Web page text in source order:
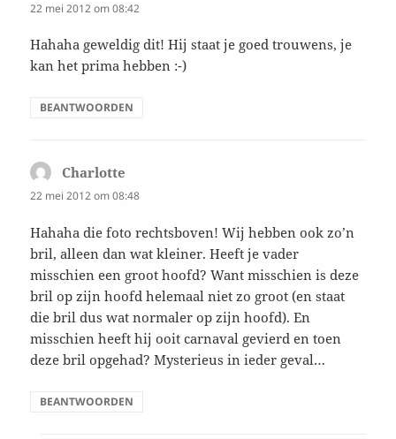
22 mei 2012 om 08:42
Hahaha geweldig dit! Hij staat je goed trouwens, je
kan het prima hebben :-)
BEANTWOORDEN
Charlotte
22 mei 2012 om 08:48
Hahaha die foto rechtsboven! Wij hebben ook zo’n
bril, alleen dan wat kleiner. Heeft je vader
misschien een groot hoofd? Want misschien is deze
bril op zijn hoofd helemaal niet zo groot (en staat
die bril dus wat normaler op zijn hoofd). En
misschien heeft hij ooit carnaval gevierd en toen
deze bril opgehad? Mysterieus in ieder geval…
BEANTWOORDEN